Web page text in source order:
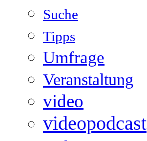
Suche
Tipps
Umfrage
Veranstaltung
video
videopodcast